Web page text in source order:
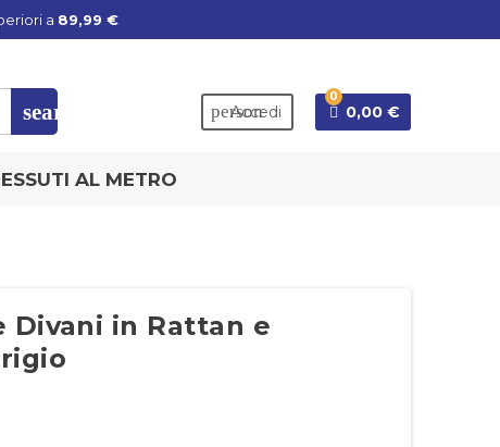
a 89,99 €
search person
Accedi
0
0,00 €
AL METRO
Divani in Rattan e